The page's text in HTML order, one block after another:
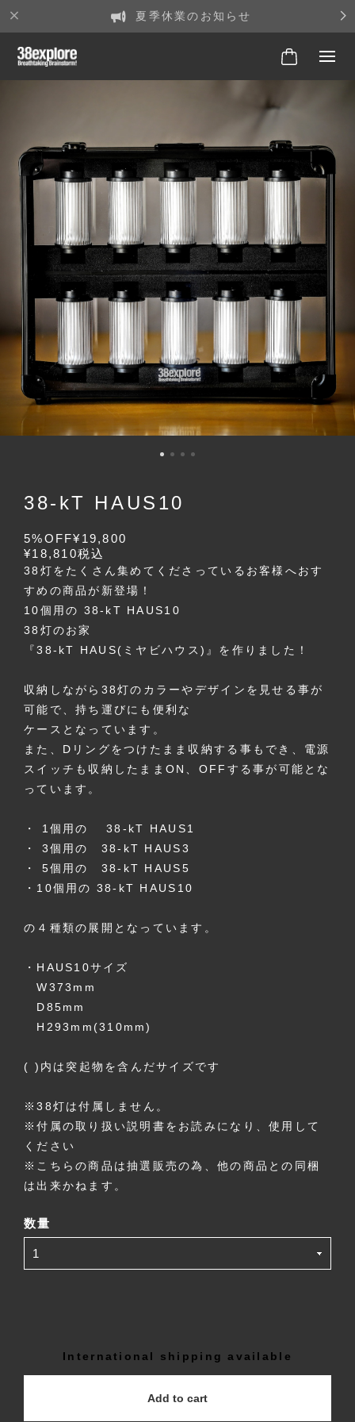
夏季休業のお知らせ
38-kT HAUS10
5%OFF¥19,800
¥18,810税込
38灯をたくさん集めてくださっているお客様へおす
すめの商品が新登場！
10個用の 38-kT HAUS10
38灯のお家
『38-kT HAUS(ミヤビハウス)』を作りました！
収納しながら38灯のカラーやデザインを見せる事が
可能で、持ち運びにも便利な
ケースとなっています。
また、Dリングをつけたまま収納する事もでき、電源
スイッチも収納したままON、OFFする事が可能とな
っています。
・ 1個用の 38-kT HAUS1
・ 3個用の 38-kT HAUS3
・ 5個用の 38-kT HAUS5
・10個用の 38-kT HAUS10
の４種類の展開となっています。
・HAUS10サイズ
W373mm
D85mm
H293mm(310mm)
( )内は突起物を含んだサイズです
※38灯は付属しません。
※付属の取り扱い説明書をお読みになり、使用して
ください
※こちらの商品は抽選販売の為、他の商品との同梱
は出来かねます。
数量
International shipping available
Add to cart